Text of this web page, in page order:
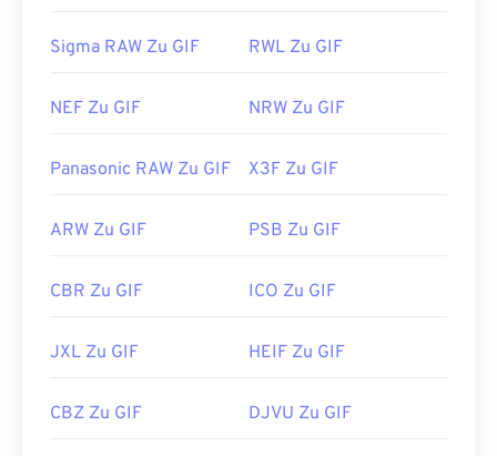
Sigma RAW Zu GIF RWL Zu GIF
NEF Zu GIF NRW Zu GIF
Panasonic RAW Zu GIF X3F Zu GIF
ARW Zu GIF PSB Zu GIF
CBR Zu GIF ICO Zu GIF
JXL Zu GIF HEIF Zu GIF
CBZ Zu GIF DJVU Zu GIF